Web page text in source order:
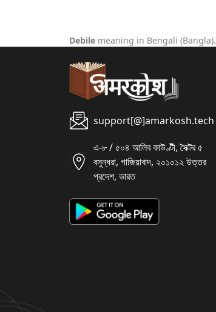
Debile meaning in Bengali (Bangla).
support[@]amarkosh.tech
এ-৮ / ৫০৪ আলিব কাউণ্টী, সৈক্টর ৫
বসুন্ধরা, গাজিয়াবাদ, ২০১০১২ উত্তর
প্রদেশ, ভারত